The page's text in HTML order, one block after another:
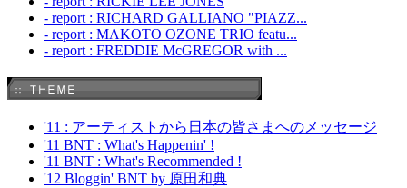
- report : RICHARD GALLIANO "PIAZZ...
- report : MAKOTO OZONE TRIO featu...
- report : FREDDIE McGREGOR with ...
'11 : アーティストから日本の皆さまへのメッセージ
'11 BNT : What's Happenin' !
'11 BNT : What's Recommended !
'12 Bloggin' BNT by 原田和典